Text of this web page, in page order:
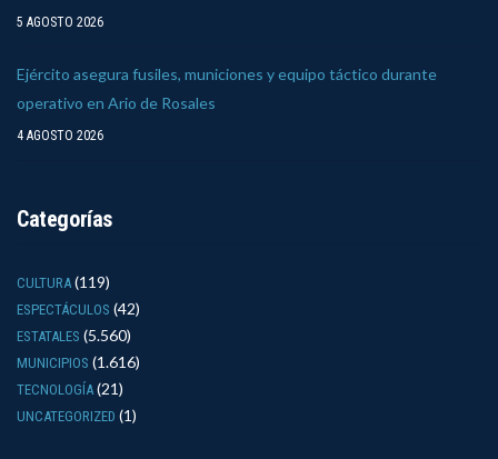
5 AGOSTO 2026
Ejército asegura fusiles, municiones y equipo táctico durante
operativo en Ario de Rosales
4 AGOSTO 2026
Categorías
CULTURA (119)
ESPECTÁCULOS (42)
ESTATALES (5.560)
MUNICIPIOS (1.616)
TECNOLOGÍA (21)
UNCATEGORIZED (1)